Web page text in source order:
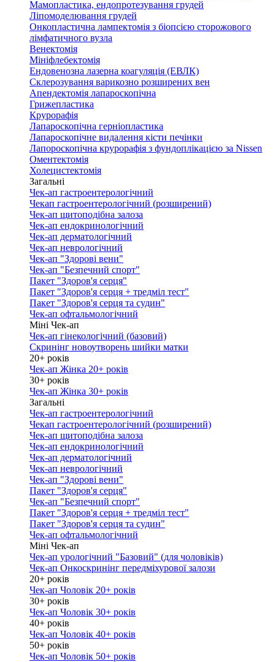
Мамопластика, ендопротезування грудей
Ліпомоделювання грудей
Онкопластична лампектомія з біопсією сторожового
лімфатичного вузла
Венектомія
Мініфлебектомія
Ендовенозна лазерна коагуляція (ЕВЛК)
Склерозування варикозно розширених вен
Апендектомія лапароскопічна
Грижепластика
Крурорафія
Лапароскопічна герніопластика
Лапароскопічне видалення кісти печінки
Лапороскопічна крурорафія з фундоплікацією за Nissen
Оментектомія
Холецистектомія
Загальні
Чек-ап гастроентерологічний
Чекап гастроентерологічний (розширений)
Чек-ап щитоподібна залоза
Чек-ап ендокринологічний
Чек-ап дерматологічний
Чек-ап неврологічний
Чек-ап "Здорові вени"
Чек-ап "Безпечний спорт"
Пакет "Здоров'я серця"
Пакет "Здоров'я серця + тредміл тест"
Пакет "Здоров'я серця та судин"
Чек-ап офтальмологічний
Міні Чек-ап
Чек-ап гінекологічний (базовий)
Скринінг новоутворень шийки матки
20+ років
Чек-ап Жінка 20+ років
30+ років
Чек-ап Жінка 30+ років
Загальні
Чек-ап гастроентерологічний
Чекап гастроентерологічний (розширений)
Чек-ап щитоподібна залоза
Чек-ап ендокринологічний
Чек-ап дерматологічний
Чек-ап неврологічний
Чек-ап "Здорові вени"
Пакет "Здоров'я серця"
Чек-ап "Безпечний спорт"
Пакет "Здоров'я серця + тредміл тест"
Пакет "Здоров'я серця та судин"
Чек-ап офтальмологічний
Міні Чек-ап
Чек-ап урологічний "Базовий" (для чоловіків)
Чек-ап Онкоскринінг передміхурової залози
20+ років
Чек-ап Чоловік 20+ років
30+ років
Чек-ап Чоловік 30+ років
40+ років
Чек-ап Чоловік 40+ років
50+ років
Чек-ап Чоловік 50+ років